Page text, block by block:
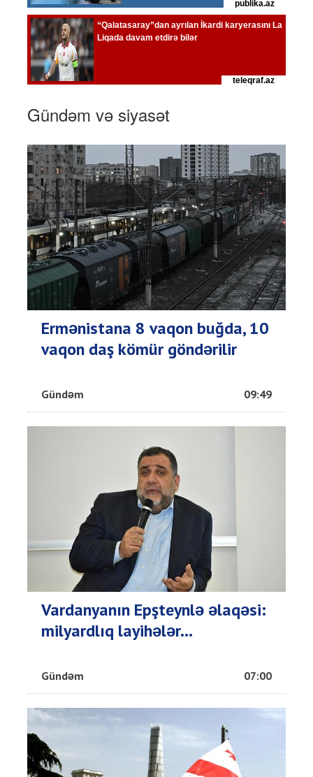
Gündəm və siyasət
Ermənistana 8 vaqon buğda, 10
vaqon daş kömür göndərilir
Gündəm 09:49
Vardanyanın Epşteynlə əlaqəsi:
milyardlıq layihələr...
Gündəm 07:00